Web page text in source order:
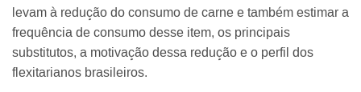
levam à redução do consumo de carne e também estimar a
frequência de consumo desse item, os principais
substitutos, a motivação dessa redução e o perfil dos
flexitarianos brasileiros.